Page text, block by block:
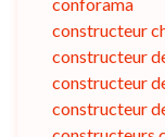
conforama
constructeur
constructeur
constructeur
constructeur